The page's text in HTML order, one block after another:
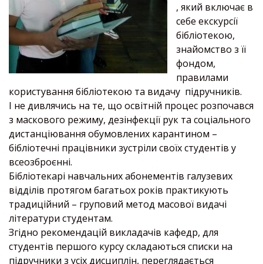
, який включає в
себе екскурсії
бібліотекою,
знайомство з її
фондом,
правилами
користування бібліотекою та видачу підручників.
І не дивлячись на те, що освітній процес розпочався
з маскового режиму, дезінфекції рук та соціального
дистанціювання обумовлених карантином –
бібліотечні працівники зустріли своїх студентів у
всеозброєнні.
Бібліотекарі навчальних абонементів галузевих
відділів протягом багатьох років практикують
традиційний – груповий метод масової видачі
літератури студентам.
Згідно рекомендацій викладачів кафедр, для
студентів першого курсу складаються списки на
підручники з усіх дисциплін, переглядається